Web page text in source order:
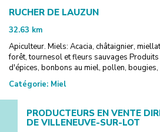
RUCHER DE LAUZUN
32.63 km
Apiculteur. Miels: Acacia, châtaignier,
forêt, tournesol et fleurs sauvages
d'épices, bonbons au miel, pollen, bougies,
Catégorie: Miel
PRODUCTEURS EN VENTE
DE VILLENEUVE-SUR-LOT